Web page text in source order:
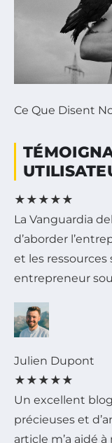
Ce Que Disent
★ ★ ★ ★ ★
La Vanguardia
d’aborder
et les
entrepreneur
Julien Dupont
★ ★ ★ ★ ★
Un excellent
précieuses et
article m’a aidé